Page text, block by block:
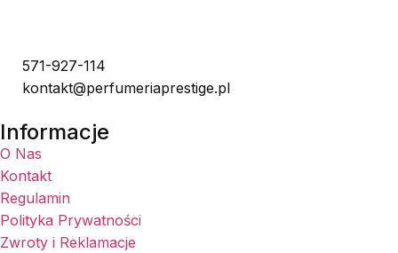
571-927-114
kontakt@perfumeriaprestige.pl
Informacje
O Nas
Kontakt
Regulamin
Polityka Prywatności
Zwroty i Reklamacje